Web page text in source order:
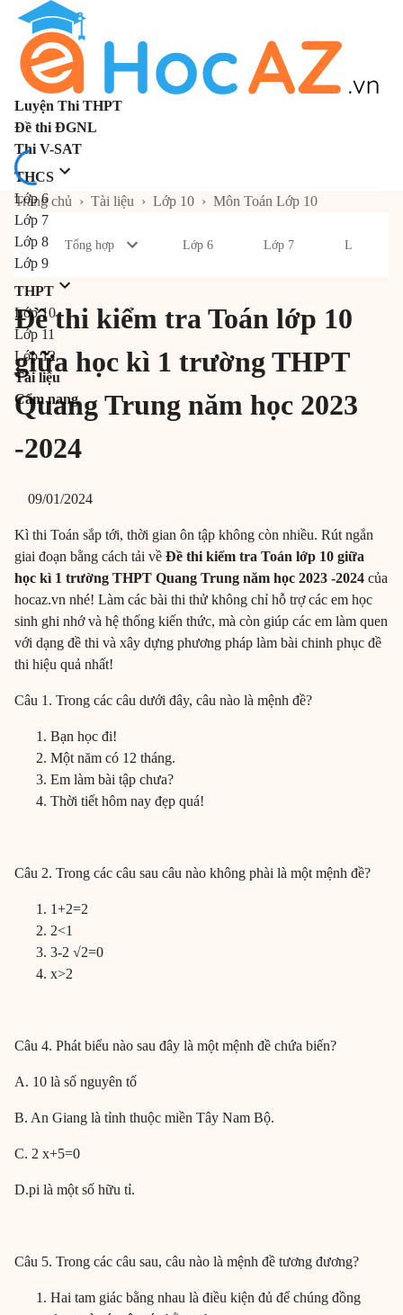
Luyện Thi THPT
Đề thi ĐGNL
Thi V-SAT
THCS
Lớp 6
Lớp 7
Lớp 8
Lớp 9
THPT
Lớp 10
Lớp 11
Lớp 12
Tài liệu
Cẩm nang
Trang chủ › Tài liệu › Lớp 10 › Môn Toán Lớp 10
Tổng hợp Lớp 6 Lớp 7 Lớp 8
Đề thi kiểm tra Toán lớp 10
giữa học kì 1 trường THPT
Quang Trung năm học 2023
-2024
09/01/2024
Kì thi Toán sắp tới, thời gian ôn tập không còn nhiều. Rút ngắn
giai đoạn bằng cách tải về Đề thi kiểm tra Toán lớp 10 giữa
học kì 1 trường THPT Quang Trung năm học 2023 -2024 của
hocaz.vn nhé! Làm các bài thi thử không chỉ hỗ trợ các em học
sinh ghi nhớ và hệ thống kiến thức, mà còn giúp các em làm quen
với dạng đề thi và xây dựng phương pháp làm bài chinh phục đề
thi hiệu quả nhất!
Câu 1. Trong các câu dưới đây, câu nào là mệnh đề?
Bạn học đi!
Một năm có 12 tháng.
Em làm bài tập chưa?
Thời tiết hôm nay đẹp quá!
Câu 2. Trong các câu sau câu nào không phài là một mệnh đề?
1+2=2
2<1
3-2 √2=0
x>2
Câu 4. Phát biểu nào sau đây là một mệnh đề chứa biến?
A. 10 là số nguyên tố
B. An Giang là tỉnh thuộc miền Tây Nam Bộ.
C. 2 x+5=0
D.pi là một số hữu tỉ.
Câu 5. Trong các câu sau, câu nào là mệnh đề tương đương?
Hai tam giác bằng nhau là điều kiện đủ để chúng đồng